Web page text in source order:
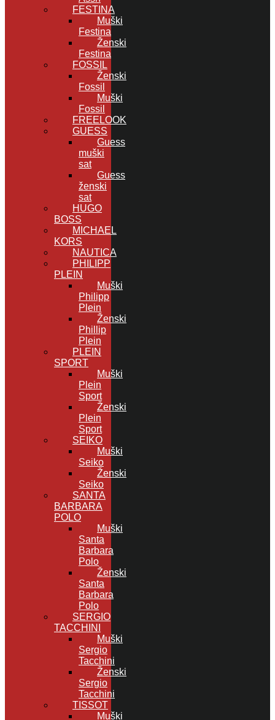
FESTINA
Muški
Festina
Ženski
Festina
FOSSIL
Ženski
Fossil
Muški
Fossil
FREELOOK
GUESS
Guess
muški
sat
Guess
ženski
sat
HUGO
BOSS
MICHAEL
KORS
NAUTICA
PHILIPP
PLEIN
Muški
Philipp
Plein
Ženski
Phillip
Plein
PLEIN
SPORT
Muški
Plein
Sport
Ženski
Plein
Sport
SEIKO
Muški
Seiko
Ženski
Seiko
SANTA
BARBARA
POLO
Muški
Santa
Barbara
Polo
Ženski
Santa
Barbara
Polo
SERGIO
TACCHINI
Muški
Sergio
Tacchini
Ženski
Sergio
Tacchini
TISSOT
Muški